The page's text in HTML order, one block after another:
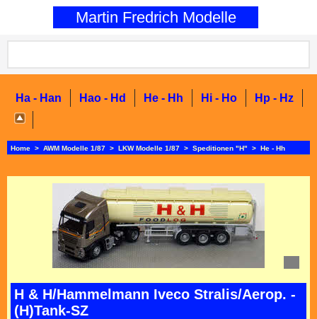
Martin Fredrich Modelle
Ha - Han Hao - Hd He - Hh Hi - Ho Hp - Hz
Home > AWM Modelle 1/87 > LKW Modelle 1/87 > Speditionen "H" > He - Hh
H & H/Hammelmann Iveco Stralis/Aerop. -
(H)Tank-SZ